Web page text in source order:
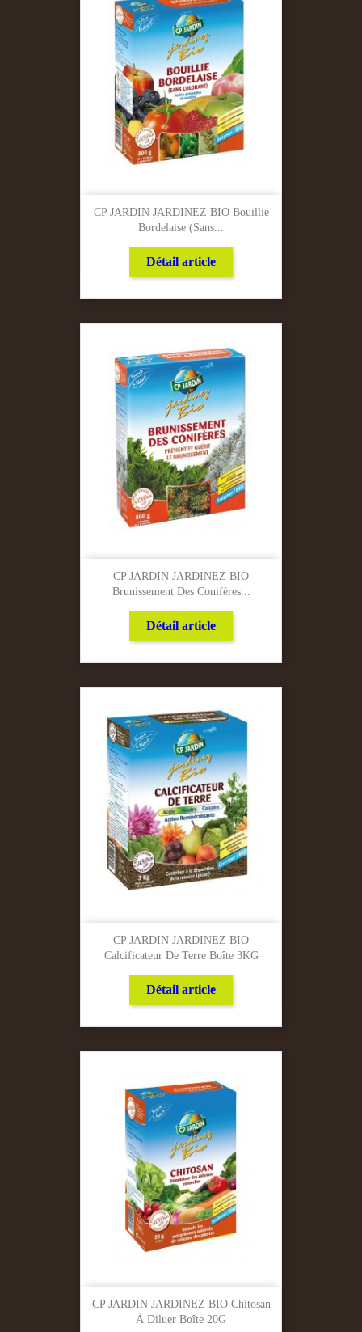
CP JARDIN JARDINEZ BIO Bouillie
Bordelaise (sans...
Détail article
CP JARDIN JARDINEZ BIO
Brunissement Des Conifères...
Détail article
CP JARDIN JARDINEZ BIO
Calcificateur De Terre Boîte 3KG
Détail article
CP JARDIN JARDINEZ BIO Chitosan
À Diluer Boîte 20G